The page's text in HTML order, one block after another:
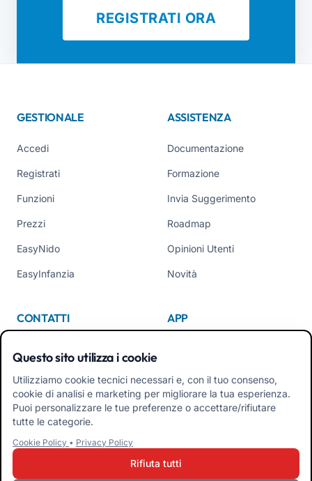
REGISTRATI ORA
GESTIONALE
Accedi
Registrati
Funzioni
Prezzi
EasyNido
EasyInfanzia
ASSISTENZA
Documentazione
Formazione
Invia Suggerimento
Roadmap
Opinioni Utenti
Novità
CONTATTI
Contattaci
Tel +39 02 84152514
APP
Questo sito utilizza i cookie
Utilizziamo cookie tecnici necessari e, con il tuo consenso,
cookie di analisi e marketing per migliorare la tua esperienza.
Puoi personalizzare le tue preferenze o accettare/rifiutare
tutte le categorie.
Cookie Policy • Privacy Policy
Rifiuta tutti